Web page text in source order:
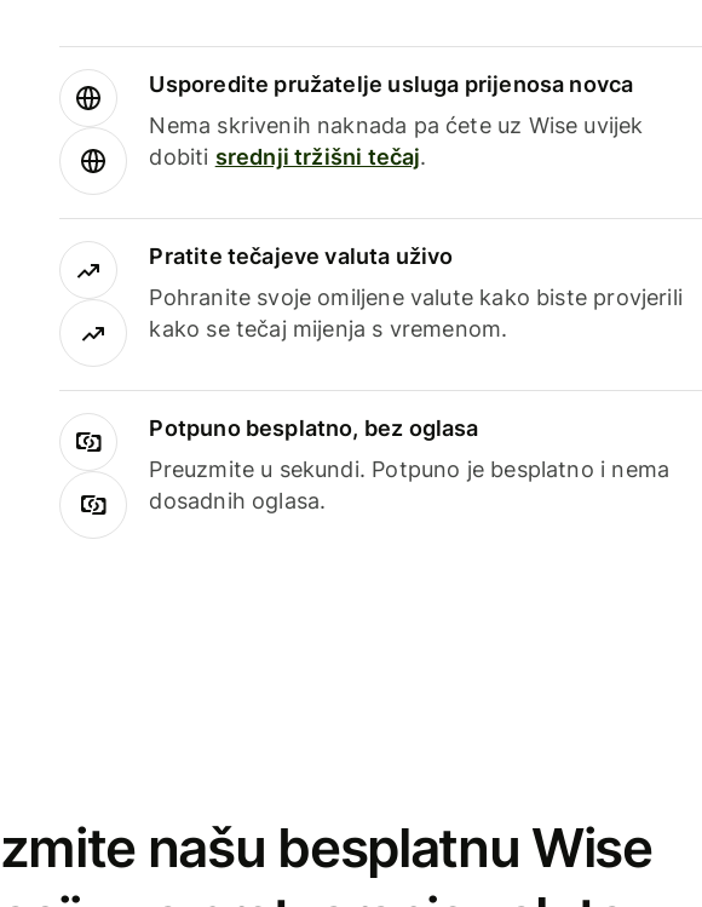
Usporedite pružatelje usluga prijenosa novca
Nema skrivenih naknada pa ćete uz Wise uvijek
dobiti srednji tržišni tečaj.
Pratite tečajeve valuta uživo
Pohranite svoje omiljene valute kako biste provjerili
kako se tečaj mijenja s vremenom.
Potpuno besplatno, bez oglasa
Preuzmite u sekundi. Potpuno je besplatno i nema
dosadnih oglasa.
našu besplatnu Wise